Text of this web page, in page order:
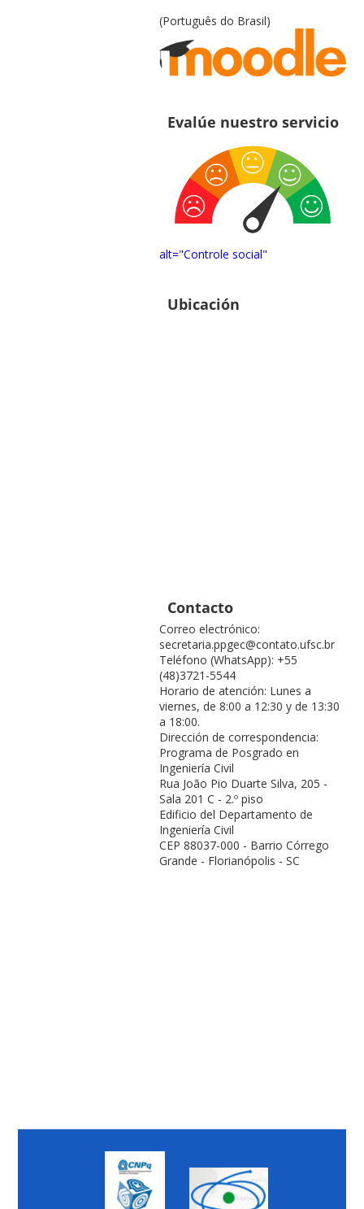
(Português do Brasil)
Evalúe nuestro servicio
alt="Controle social"
Ubicación
Contacto
Correo electrónico:
secretaria.ppgec@contato.ufsc.br
Teléfono (WhatsApp): +55
(48)3721-5544
Horario de atención: Lunes a
viernes, de 8:00 a 12:30 y de 13:30
a 18:00.
Dirección de correspondencia:
Programa de Posgrado en
Ingeniería Civil
Rua João Pio Duarte Silva, 205 -
Sala 201 C - 2.º piso
Edificio del Departamento de
Ingeniería Civil
CEP 88037-000 - Barrio Córrego
Grande - Florianópolis - SC